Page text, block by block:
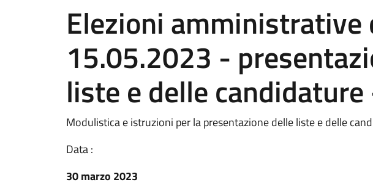
Elezioni amministrative
15.05.2023 -
liste e delle
Modulistica e istruzioni per la presentazione delle liste e delle
Data :
30 marzo 2023